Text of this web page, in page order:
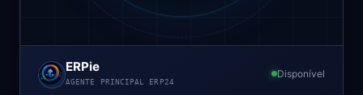
ERPie
AGENTE PRINCIPAL ERP24
Disponível